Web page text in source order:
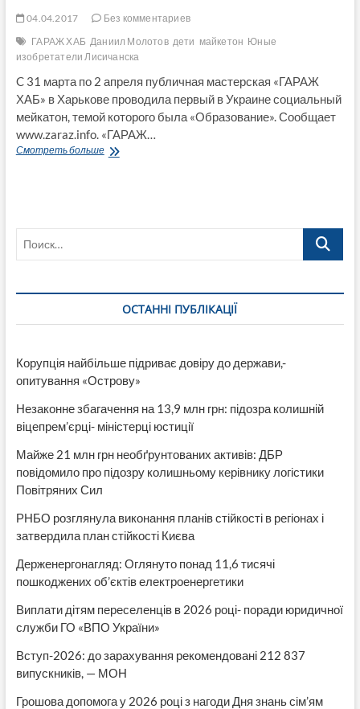
04.04.2017
Без комментариев
ГАРАЖ ХАБ Даниил Молотов дети майкетон Юные
изобретатели Лисичанска
C 31 марта по 2 апреля публичная мастерская «ГАРАЖ
ХАБ» в Харькове проводила первый в Украине социальный
мейкатон, темой которого была «Образование». Сообщает
www.zaraz.info. «ГАРАЖ…
Смотреть большеЮные
Украине
мейкатоне
Поиск…
ОСТАННІ ПУБЛІКАЦІЇ
Корупція найбільше підриває довіру до держави,-
опитування «Острову»
Незаконне збагачення на 13,9 млн грн: підозра колишній
віцепрем’єрці- міністерці юстиції
Майже 21 млн грн необґрунтованих активів: ДБР
повідомило про підозру колишньому керівнику логістики
Повітряних Сил
РНБО розглянула виконання планів стійкості в регіонах і
затвердила план стійкості Києва
Держенергонагляд: Оглянуто понад 11,6 тисячі
пошкоджених об’єктів електроенергетики
Виплати дітям переселенців в 2026 році- поради юридичної
служби ГО «ВПО України»
Вступ-2026: до зарахування рекомендовані 212 837
випускників, — МОН
Грошова допомога у 2026 році з нагоди Дня знань сім’ям